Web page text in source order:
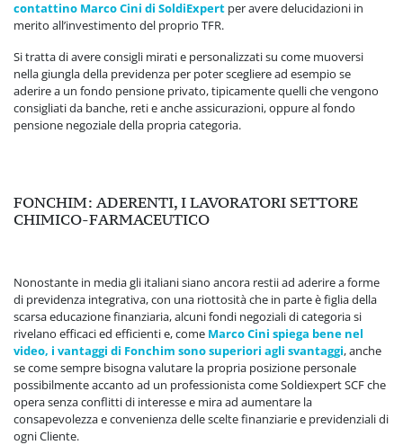
contattino Marco Cini di SoldiExpert per avere delucidazioni in
merito all’investimento del proprio TFR.
Si tratta di avere consigli mirati e personalizzati su come muoversi
nella giungla della previdenza per poter scegliere ad esempio se
aderire a un fondo pensione privato, tipicamente quelli che vengono
consigliati da banche, reti e anche assicurazioni, oppure al fondo
pensione negoziale della propria categoria.
FONCHIM: ADERENTI, I LAVORATORI SETTORE
CHIMICO-FARMACEUTICO
Nonostante in media gli italiani siano ancora restii ad aderire a forme
di previdenza integrativa, con una riottosità che in parte è figlia della
scarsa educazione finanziaria, alcuni fondi negoziali di categoria si
rivelano efficaci ed efficienti e, come Marco Cini spiega bene nel
video, i vantaggi di Fonchim sono superiori agli svantaggi, anche
se come sempre bisogna valutare la propria posizione personale
possibilmente accanto ad un professionista come Soldiexpert SCF che
opera senza conflitti di interesse e mira ad aumentare la
consapevolezza e convenienza delle scelte finanziarie e previdenziali di
ogni Cliente.